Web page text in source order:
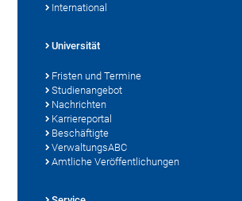
International
Universität
Fristen und Termine
Studienangebot
Nachrichten
Karriereportal
Beschäftigte
VerwaltungsABC
Amtliche Veröffentlichungen